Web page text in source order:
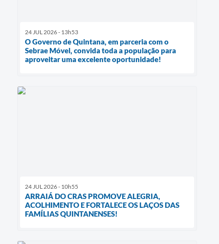
24 JUL 2026 - 13h53
O Governo de Quintana, em parceria com o
Sebrae Móvel, convida toda a população para
aproveitar uma excelente oportunidade!
24 JUL 2026 - 10h55
ARRAIÁ DO CRAS PROMOVE ALEGRIA,
ACOLHIMENTO E FORTALECE OS LAÇOS DAS
FAMÍLIAS QUINTANENSES!